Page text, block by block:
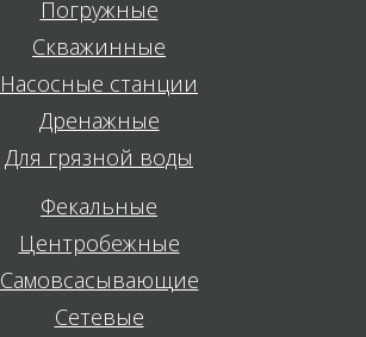
Погружные
Скважинные
Насосные станции
Дренажные
Для грязной воды
Фекальные
Центробежные
Самовсасывающие
Сетевые